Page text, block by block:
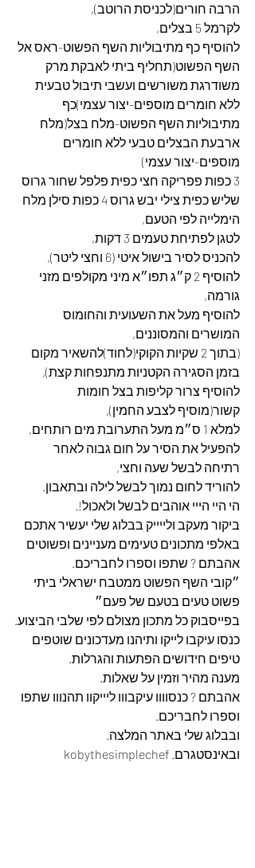
הרבה חורים(לכניסת הרוטב),
לקרמל 5 בצלים,
להוסיף כף מתיבוליות השף הפשוט-ראס אל
השף הפשוט(תחליף ביתי לאבקת מרק
משודרגת משורשים ועשבי תיבול טבעית
ללא חומרים מוספים-יצור עצמי)כף
מתיבוליות השף הפשוט-מלח בצל(מלח
ארבעת הבצלים טבעי ללא חומרים
מוספים-יצור עצמי)
3 כפות פפריקה חצי כפית פלפל שחור גרוס
שליש כפית צילי יבש גרוס 4 כפות סילן מלח
הימלייה לפי הטעם,
לטגן לפתיחת טעמים 3 דקות,
להכניס לסיר בישול איטי (6 וחצי ליטר),
להוסיף 2 ק״ג תפו״א מיני מקולפים מזני
גורמה,
להוסיף מעל את השעועית והחומוס
המושרים והמסוננים,
(בתוך 2 שקיות הקוקי(לחוד)להשאיר מקום
בזמן הסגירה הקטניות מתנפחות קצת),
להוסיף צרור קליפות בצל חומות
קשור(מוסיף לצבע החמין),
למלא 1 ס״מ מעל התערובת מים רותחים,
להפעיל את הסיר על חום גבוה לאחר
רתיחה לבשל שעה וחצי,
להוריד לחום נמוך לבשל לילה ובתאבון.
הי היי הייי אוהבים לבשל ולאכול!.
ביקור מעקב ולייייק בבלוג שלי יעשיר אתכם
באלפי מתכונים טעימים מעניינים ופשוטים
אהבתם ? שתפו וספרו לחבריכם.
״קובי השף הפשוט ממטבח ישראלי ביתי
פשוט טעים בטעם של פעם״
בפייסבוק כל מתכון מצולם לפי שלבי הביצוע.
כנסו עיקבו לייקו ותיהנו מעדכונים שוטפים
טיפים חידושים הפתעות והגרלות.
מענה מהיר וזמין על שאלות.
אהבתם ? כנסוווו עיקבווו ליייקוו תהנווו שתפו
וספרו לחבריכם.
ובבלוג שלי באתר המלצה.
ובאינסטגרם. kobythesimplechef